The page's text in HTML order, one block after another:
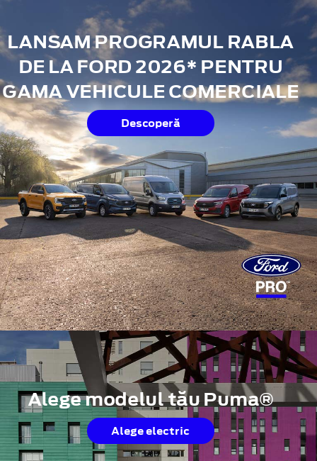
LANSAM PROGRAMUL RABLA
DE LA FORD 2026* PENTRU
GAMA VEHICULE COMERCIALE
Descoperă
Alege modelul tău Puma®
Alege electric